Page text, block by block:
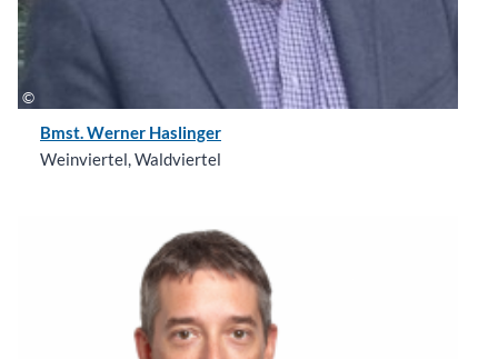
Bmst. Werner Haslinger
Weinviertel, Waldviertel